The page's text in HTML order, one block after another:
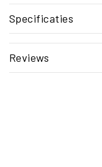
Specificaties
Reviews